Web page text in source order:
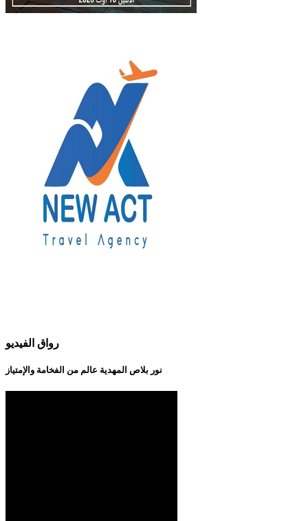
رواق الفيديو
نور بلاص المهدية عالم من الفخامة والإمتياز